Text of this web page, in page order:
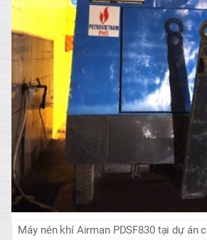
Máy nén khí Airman PDSF830 tại dự án